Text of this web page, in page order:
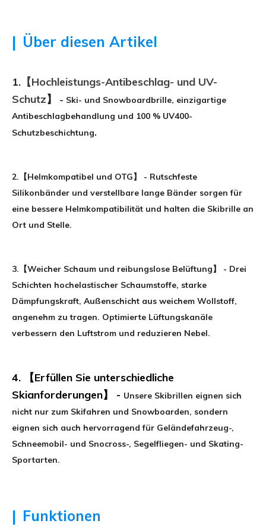
| Über diesen Artikel
1. 【Hochleistungs-Antibeschlag- und UV-
Schutz】 - Ski- und Snowboardbrille, einzigartige
Antibeschlagbehandlung und 100 % UV400-
Schutzbeschichtung.
2. 【Helmkompatibel und OTG】 - Rutschfeste
Silikonbänder und verstellbare lange Bänder sorgen für
eine bessere Helmkompatibilität und halten die Skibrille an
Ort und Stelle.
3. 【Weicher Schaum und reibungslose Belüftung】 - Drei
Schichten hochelastischer Schaumstoffe, starke
Dämpfungskraft, Außenschicht aus weichem Wollstoff,
angenehm zu tragen. Optimierte Lüftungskanäle
verbessern den Luftstrom und reduzieren Nebel.
4.
【Erfüllen Sie unterschiedliche
Skianforderungen】
- Unsere Skibrillen eignen sich
nicht nur zum Skifahren und Snowboarden, sondern
eignen sich auch hervorragend für Geländefahrzeug-,
Schneemobil- und Snocross-, Segelfliegen- und Skating-
Sportarten.
| Funktionen